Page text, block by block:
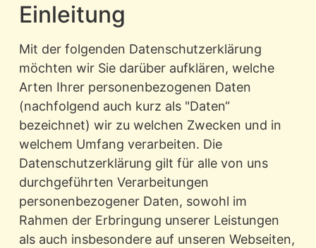
Einleitung
Mit der folgenden Datenschutzerklärung
möchten wir Sie darüber aufklären, welche
Arten Ihrer personenbezogenen Daten
(nachfolgend auch kurz als "Daten“
bezeichnet) wir zu welchen Zwecken und in
welchem Umfang verarbeiten. Die
Datenschutzerklärung gilt für alle von uns
durchgeführten Verarbeitungen
personenbezogener Daten, sowohl im
Rahmen der Erbringung unserer Leistungen
als auch insbesondere auf unseren Webseiten,